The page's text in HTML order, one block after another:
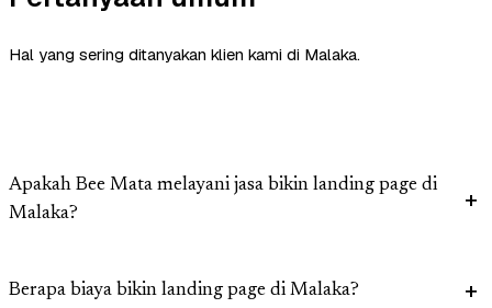
Hal yang sering ditanyakan klien kami di Malaka.
Apakah Bee Mata melayani jasa bikin landing page di
Malaka?
Berapa biaya bikin landing page di Malaka?